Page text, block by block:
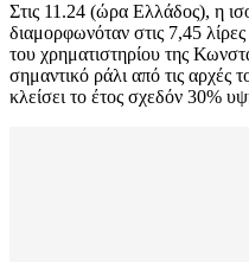
Στις 11.24 (ώρα Ελλάδος), η
διαμορφωνόταν στις 7,45
του χρηματιστηρίου της
σημαντικό ράλι από τις αρχές
κλείσει το έτος σχεδόν 30%